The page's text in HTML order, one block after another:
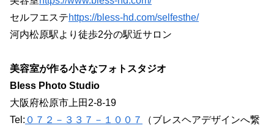
セルフエステhttps://bless-hd.com/selfesthe/
河内松原駅より徒歩2分の駅近サロン
美容室が作る小さなフォトスタジオ
Bless Photo Studio
大阪府松原市上田2-8-19
Tel: ０７２－３３７－１００７
（ブレスヘアデザインへ繋